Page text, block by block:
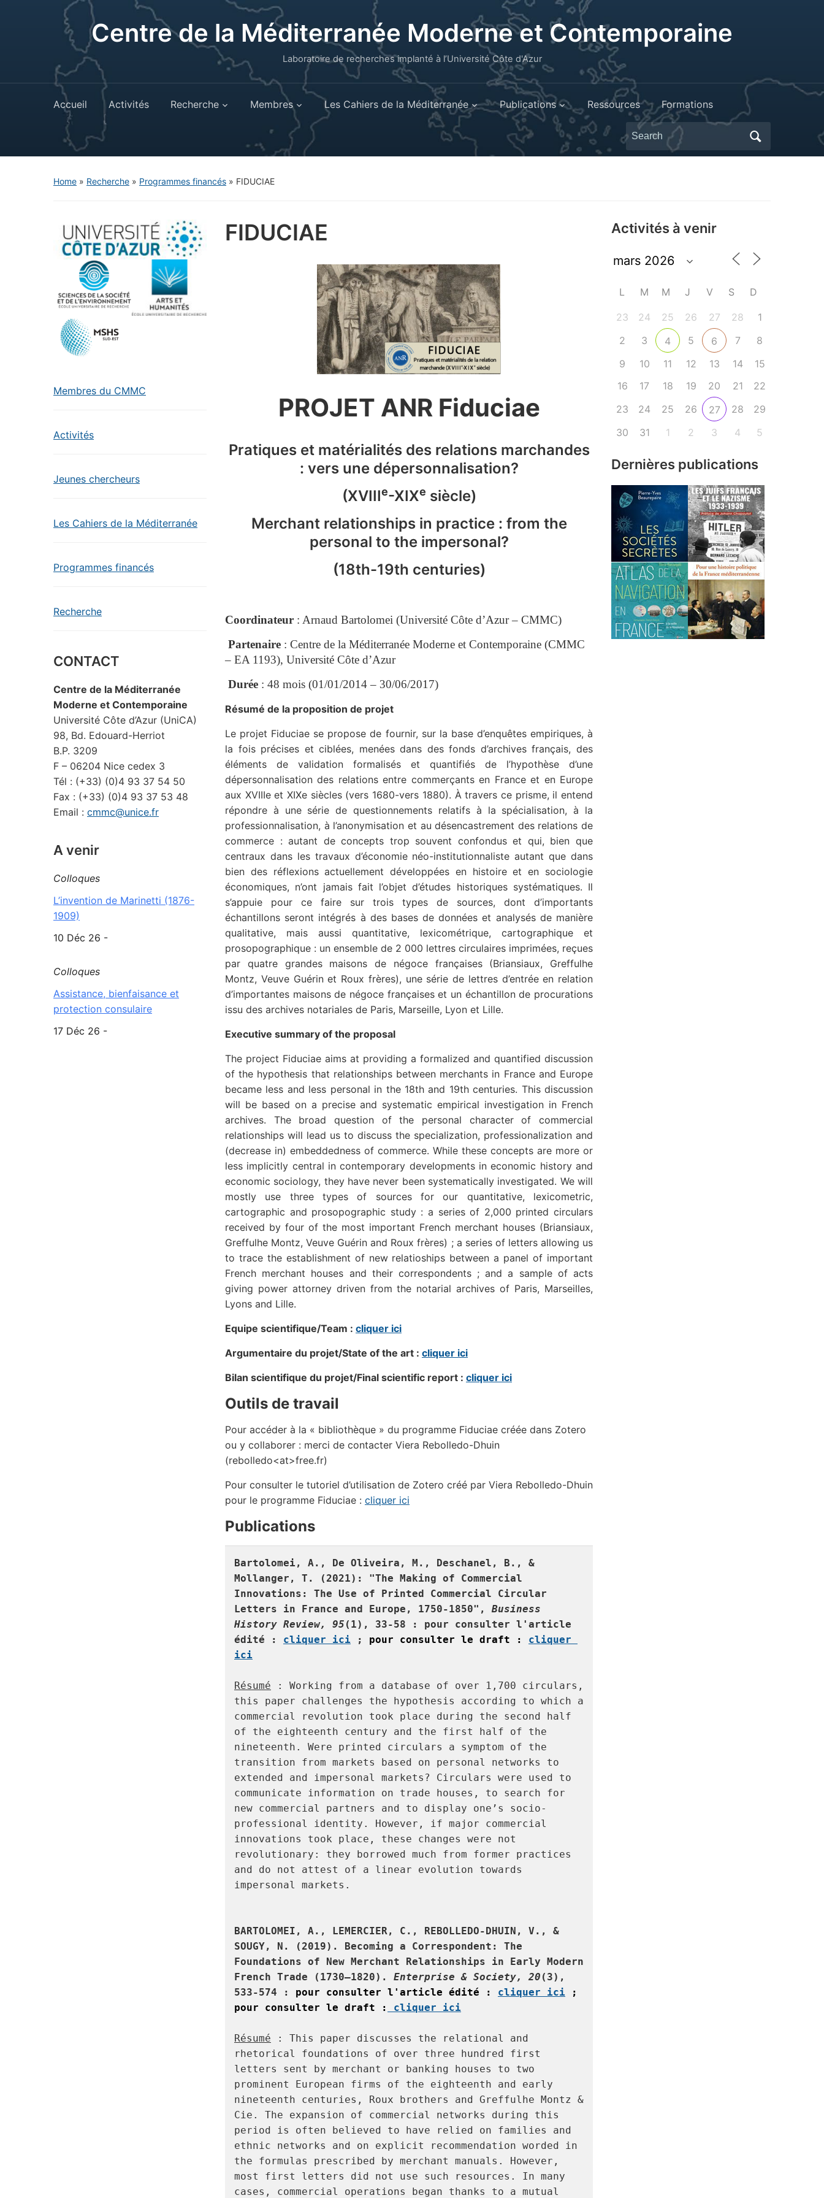
Centre de la Méditerranée Moderne et Contemporaine
Laboratoire de recherches implanté à l’Université Côte d'Azur
Accueil Activités Recherche Membres Les Cahiers de la Méditerranée Publications Ressources Formations
Search
for:
Home » Recherche » Programmes financés » FIDUCIAE
Membres du CMMC
Activités
Jeunes chercheurs
Les Cahiers de la Méditerranée
Programmes financés
Recherche
CONTACT
Centre de la Méditerranée
Moderne et Contemporaine
Université Côte d’Azur (UniCA)
98, Bd. Edouard-Herriot
B.P. 3209
F – 06204 Nice cedex 3
Tél : (+33) (0)4 93 37 54 50
Fax : (+33) (0)4 93 37 53 48
Email : cmmc@unice.fr
A venir
Colloques
L’invention de Marinetti (1876-
1909)
10 Déc 26 -
Colloques
Assistance, bienfaisance et
protection consulaire
17 Déc 26 -
FIDUCIAE
PROJET ANR Fiduciae
Pratiques et matérialités des relations marchandes
: vers une dépersonnalisation?
(XVIIIe-XIXe siècle)
Merchant relationships in practice : from the
personal to the impersonal?
(18th-19th centuries)
Coordinateur : Arnaud Bartolomei (Université Côte d’Azur – CMMC)
Partenaire : Centre de la Méditerranée Moderne et Contemporaine (CMMC
– EA 1193), Université Côte d’Azur
Durée : 48 mois (01/01/2014 – 30/06/2017)
Résumé de la proposition de projet
Le projet Fiduciae se propose de fournir, sur la base d’enquêtes empiriques, à
la fois précises et ciblées, menées dans des fonds d’archives français, des
éléments de validation formalisés et quantifiés de l’hypothèse d’une
dépersonnalisation des relations entre commerçants en France et en Europe
aux XVIIIe et XIXe siècles (vers 1680-vers 1880). À travers ce prisme, il entend
répondre à une série de questionnements relatifs à la spécialisation, à la
professionnalisation, à l’anonymisation et au désencastrement des relations de
commerce : autant de concepts trop souvent confondus et qui, bien que
centraux dans les travaux d’économie néo-institutionnaliste autant que dans
bien des réflexions actuellement développées en histoire et en sociologie
économiques, n’ont jamais fait l’objet d’études historiques systématiques. Il
s’appuie pour ce faire sur trois types de sources, dont d’importants
échantillons seront intégrés à des bases de données et analysés de manière
qualitative, mais aussi quantitative, lexicométrique, cartographique et
prosopographique : un ensemble de 2 000 lettres circulaires imprimées, reçues
par quatre grandes maisons de négoce françaises (Briansiaux, Greffulhe
Montz, Veuve Guérin et Roux frères), une série de lettres d’entrée en relation
d’importantes maisons de négoce françaises et un échantillon de procurations
issu des archives notariales de Paris, Marseille, Lyon et Lille.
Executive summary of the proposal
The project Fiduciae aims at providing a formalized and quantified discussion
of the hypothesis that relationships between merchants in France and Europe
became less and less personal in the 18th and 19th centuries. This discussion
will be based on a precise and systematic empirical investigation in French
archives. The broad question of the personal character of commercial
relationships will lead us to discuss the specialization, professionalization and
(decrease in) embeddedness of commerce. While these concepts are more or
less implicitly central in contemporary developments in economic history and
economic sociology, they have never been systematically investigated. We will
mostly use three types of sources for our quantitative, lexicometric,
cartographic and prosopographic study : a series of 2,000 printed circulars
received by four of the most important French merchant houses (Briansiaux,
Greffulhe Montz, Veuve Guérin and Roux frères) ; a series of letters allowing us
to trace the establishment of new relatioships between a panel of important
French merchant houses and their correspondents ; and a sample of acts
giving power attorney driven from the notarial archives of Paris, Marseilles,
Lyons and Lille.
Equipe scientifique/Team : cliquer ici
Argumentaire du projet/State of the art : cliquer ici
Bilan scientifique du projet/Final scientific report : cliquer ici
Outils de travail
Pour accéder à la « bibliothèque » du programme Fiduciae créée dans Zotero
ou y collaborer : merci de contacter Viera Rebolledo-Dhuin
(rebolledo<at>free.fr)
Pour consulter le tutoriel d’utilisation de Zotero créé par Viera Rebolledo-Dhuin
pour le programme Fiduciae : cliquer ici
Publications
Bartolomei, A., De Oliveira, M., Deschanel, B., &
Mollanger, T. (2021): "The Making of Commercial
Innovations: The Use of Printed Commercial Circular
Letters in France and Europe, 1750-1850", Business
History Review,
95 (1), 33-58 : pour consulter l'article
édité : cliquer ici ; pour consulter le draft : cliquer
ici
Résumé : Working from a database of over 1,700 circulars,
this paper challenges the hypothesis according to which a
commercial revolution took place during the second half
of the eighteenth century and the first half of the
nineteenth. Were printed circulars a symptom of the
transition from markets based on personal networks to
extended and impersonal markets? Circulars were used to
communicate information on trade houses, to search for
new commercial partners and to display one’s socio-
professional identity. However, if major commercial
innovations took place, these changes were not
revolutionary: they borrowed much from former practices
and do not attest of a linear evolution towards
impersonal markets.
BARTOLOMEI, A., LEMERCIER, C., REBOLLEDO-DHUIN, V., &
SOUGY, N. (2019). Becoming a Correspondent: The
Foundations of New Merchant Relationships in Early Modern
French Trade (1730–1820). Enterprise & Society, 20 (3),
533-574 : pour consulter l'article édité : cliquer ici
pour consulter le draft :
cliquer ici
Résumé : This paper discusses the relational and
rhetorical foundations of over three hundred first
letters sent by merchant or banking houses to two
prominent European firms of the eighteenth and early
nineteenth centuries, Roux brothers and Greffulhe Montz &
Cie. The expansion of commercial networks during this
period is often believed to have relied on families and
ethnic networks and on explicit recommendation worded in
the formulas prescribed by merchant manuals. However,
most first letters did not use such resources. In many
cases, commercial operations began thanks to a mutual
Activités à venir
L M M J V S D
23 24 25 26 27 28
1
2
3 4 5 6 7
8
9
10 11 12 13 14
15
16
17 18 19 20 21
22
23
24 25 26 27 28
29
30
31 1 2 3 4 5
Dernières publications